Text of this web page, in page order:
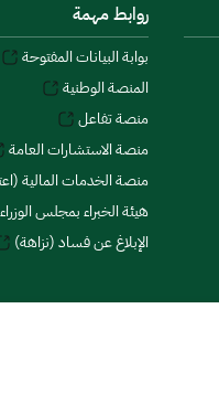
روابط مهمة
بوابة البيانات المفتوحة
المنصة الوطنية
منصة تفاعل
منصة الاستشارات العامة
منصة الخدمات المالية
هيئة الخبراء بمجلس الوزراء
الإبلاغ عن فساد (نزاهة)